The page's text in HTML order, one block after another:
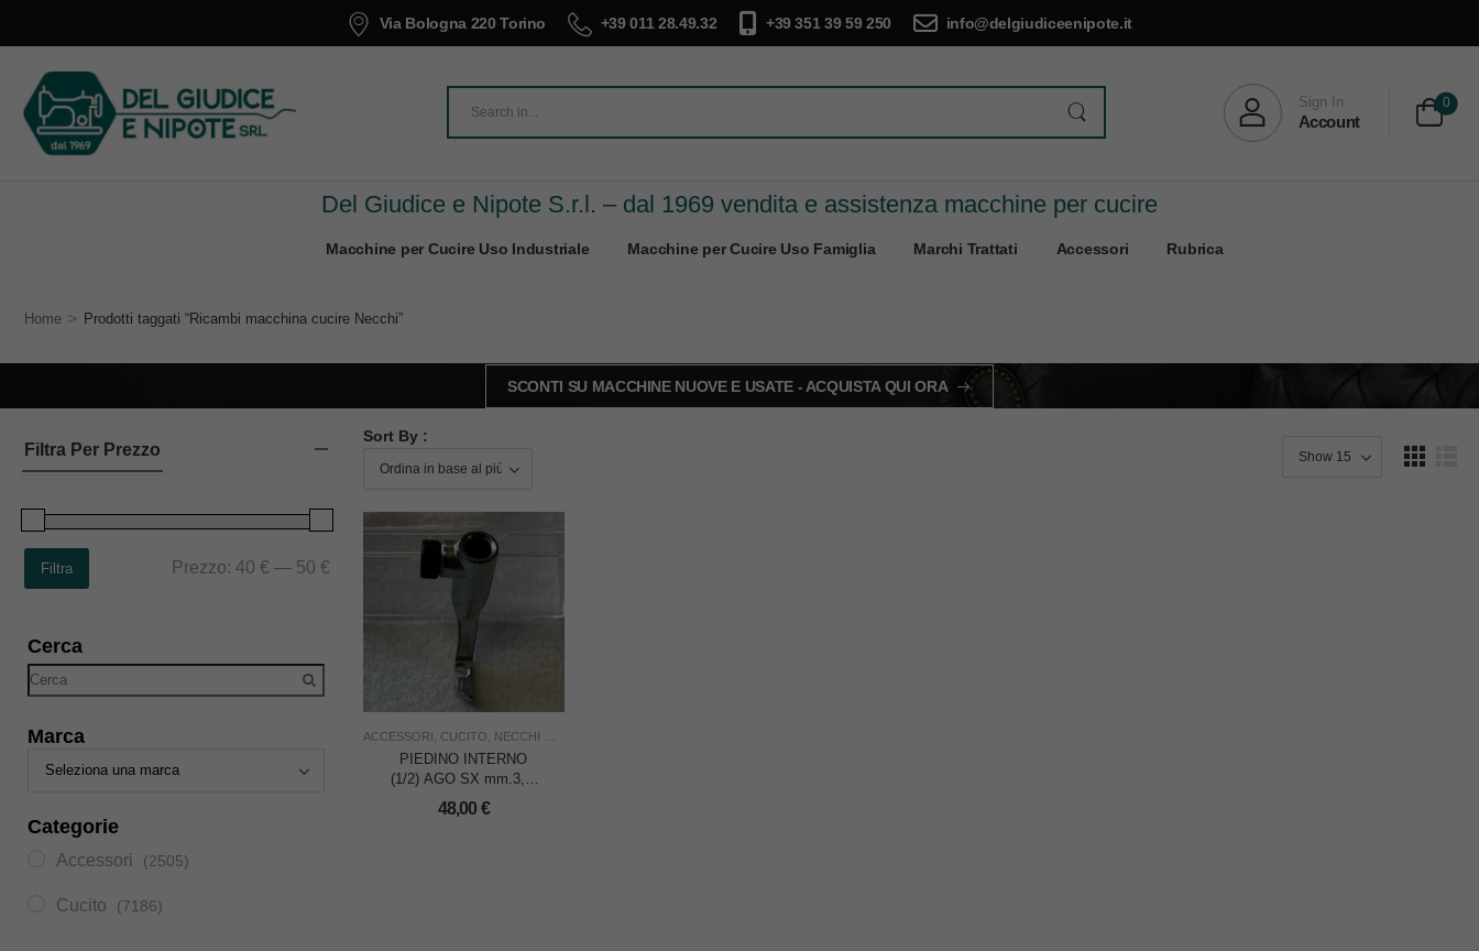
Via Bologna 220 Torino +39 011 28.49.32 +39 351 39 59 250 info@delgiudiceenipote.it
Sign In
Account
0
Del Giudice e Nipote S.r.l. – dal 1969 vendita e assistenza macchine per cucire
Macchine per Cucire Uso Industriale Macchine per Cucire Uso Famiglia Marchi Trattati Accessori Rubrica
Home > Prodotti taggati “Ricambi macchina cucire Necchi”
SCONTI SU MACCHINE NUOVE E USATE - ACQUISTA QUI ORA
Filtra Per Prezzo
Filtra Prezzo: 40 € — 50 €
Cerca
Marca
Categorie
Accessori (2505)
Cucito (7186)
Sort By :
ACCESSORI CUCITO NECCHI NON ORIGINALI
PIEDINO INTERNO
(1/2) AGO SX mm.3,5,
PER NECCHI 840/902
48,00 €